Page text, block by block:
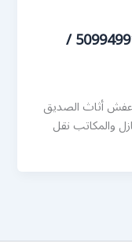
رقم نقل عفش هندي الصديق / 50994991 /
أثاث الصديق
والمكاتب نقل